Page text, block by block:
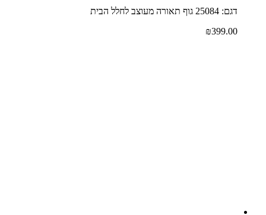
דגם: 25084 גוף תאורה מעוצב לחלל הבית
₪399.00